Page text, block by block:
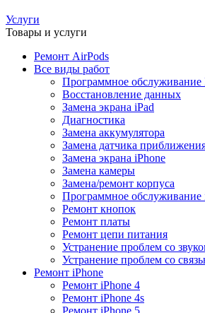
Услуги
Товары и услуги
Ремонт AirPods
Все виды работ
Программное обслуживание
Восстановление данных
Замена экрана iPad
Диагностика
Замена аккумулятора
Замена датчика
Замена экрана iPhone
Замена камеры
Замена/ремонт корпуса
Программное обслуживание
Ремонт кнопок
Ремонт платы
Ремонт цепи питания
Устранение проблем со
Устранение проблем со
Ремонт iPhone
Ремонт iPhone 4
Ремонт iPhone 4s
Ремонт iPhone 5